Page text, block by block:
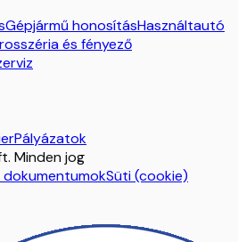
Gépjármű honosításHasználtautó
és fényező
Pályázatok
Minden jog
Süti (cookie)